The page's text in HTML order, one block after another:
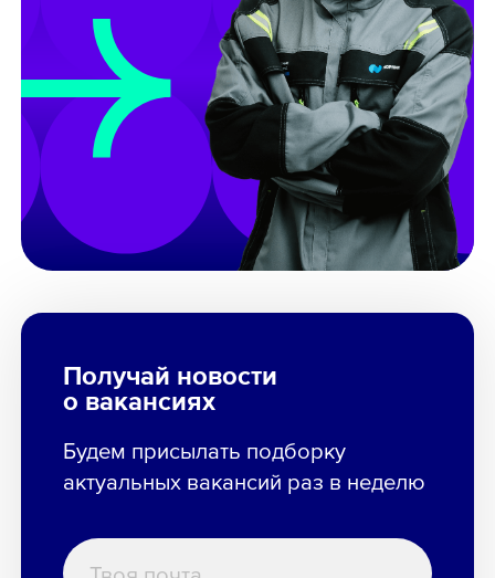
Получай новости
о вакансиях
Будем присылать подборку
актуальных вакансий раз в неделю